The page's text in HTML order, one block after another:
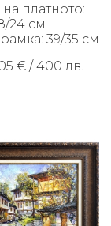
платното:
24 см
39/35 см
€ / 400 лв.